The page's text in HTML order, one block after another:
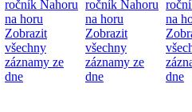
ročník Nahoru
na horu
Zobrazit
všechny
záznamy ze
dne
ročník Nahoru
na horu
Zobrazit
všechny
záznamy ze
dne
na
dne